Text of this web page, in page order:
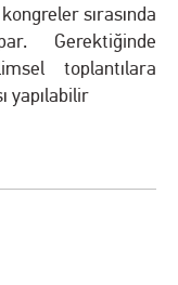
sırasında
Gerektiğinde
toplantılara
yapılabilir